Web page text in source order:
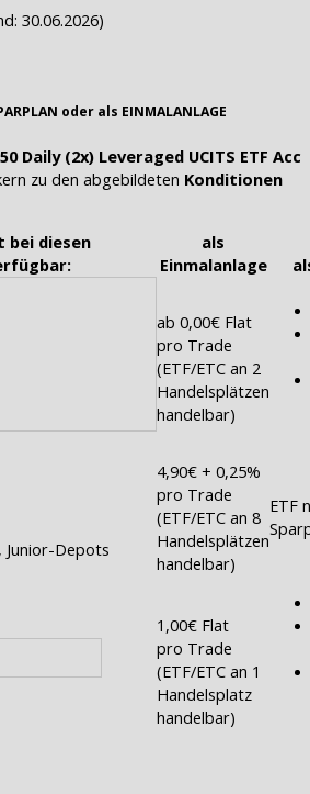
30.06.2026)
oder als EINMALANLAGE
Daily (2x) Leveraged UCITS ETF Acc
zu den abgebildeten Konditionen
bei diesen
als
Einmalanlage
ab 0,00€ Flat
pro Trade
(ETF/ETC an 2
Handelsplätzen
handelbar)
Junior-Depots
4,90€ + 0,25%
pro Trade
(ETF/ETC an 8
Handelsplätzen
handelbar)
ETF
1,00€ Flat
pro Trade
(ETF/ETC an 1
Handelsplatz
handelbar)